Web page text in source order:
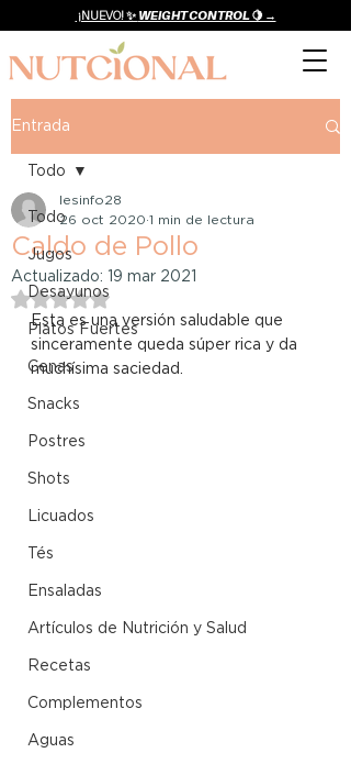
¡NUEVO! ✨ WEIGHT CONTROL 🍋 →
Entrada
Todo
Jugos
Desayunos
Platos Fuertes
Cenas
Snacks
Postres
Shots
Licuados
Tés
Ensaladas
Artículos de Nutrición y Salud
Recetas
Complementos
Aguas
Todo
Caldo de Pollo
lesinfo28
26 oct 2020 1 min de lectura
Actualizado: 19 mar 2021
Obtuvo NaN de 5 estrellas.
Esta es una versión saludable que
sinceramente queda súper rica y da
muchísima saciedad.